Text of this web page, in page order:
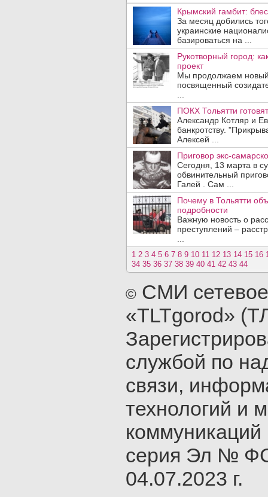
Крымский гамбит:
За месяц добились
украинские
базироваться на ...
Рукотворный город:
проект
Мы продолжаем новый
посвященный
ПОКХ Тольятти
Александр Котляр и
банкротству.
Алексей ...
Приговор экс-
Сегодня, 13 марта в
обвинительный
Галей . Сам ...
Почему в Тольятти
подробности
Важную новость о
преступлений –
1 2 3 4 5 6 7 8 9 10 11 12 13 14 15 16
34 35 36 37 38 39 40 41 42 43 44
© СМИ
«TLTgorod»
службой по
связи,
технологий и
серия Эл №
04.07.2023 г.